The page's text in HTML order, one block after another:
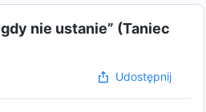
nie ustanie” (Taniec
Udostępnij